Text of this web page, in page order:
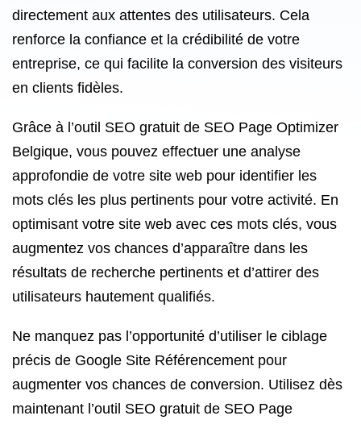
directement aux attentes des utilisateurs. Cela
renforce la confiance et la crédibilité de votre
entreprise, ce qui facilite la conversion des visiteurs
en clients fidèles.
Grâce à l’outil SEO gratuit de SEO Page Optimizer
Belgique, vous pouvez effectuer une analyse
approfondie de votre site web pour identifier les
mots clés les plus pertinents pour votre activité. En
optimisant votre site web avec ces mots clés, vous
augmentez vos chances d’apparaître dans les
résultats de recherche pertinents et d’attirer des
utilisateurs hautement qualifiés.
Ne manquez pas l’opportunité d’utiliser le ciblage
précis de Google Site Référencement pour
augmenter vos chances de conversion. Utilisez dès
maintenant l’outil SEO gratuit de SEO Page